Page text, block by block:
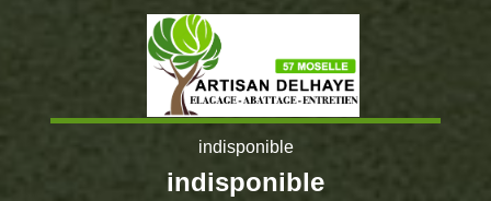
indisponible
indisponible